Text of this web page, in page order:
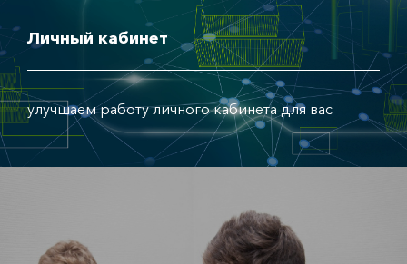
Личный кабинет
улучшаем работу личного кабинета для вас